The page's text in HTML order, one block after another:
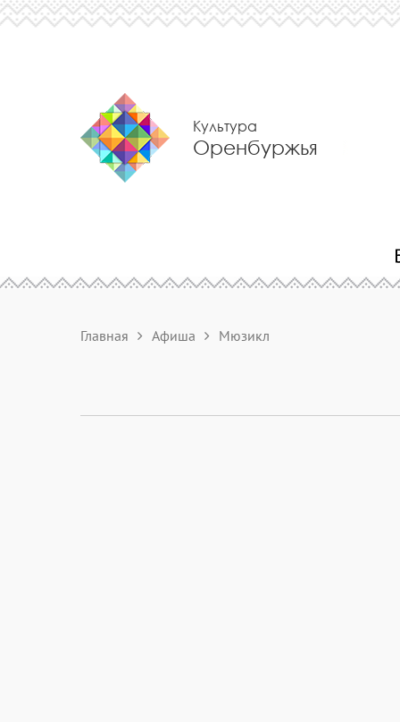
Культура
Оренбуржья
Главная Афиша Мюзикл